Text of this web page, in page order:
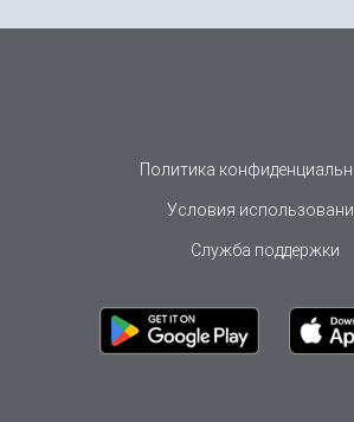
Политика
Условия
Служба поддержки